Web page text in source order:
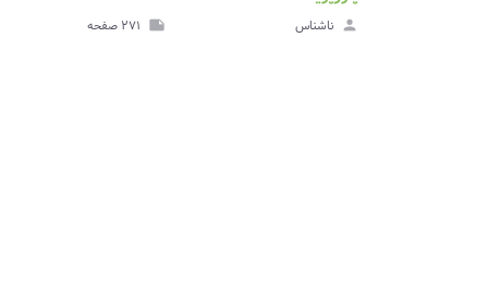
person ناشناس note ۲۷۱ صفحه